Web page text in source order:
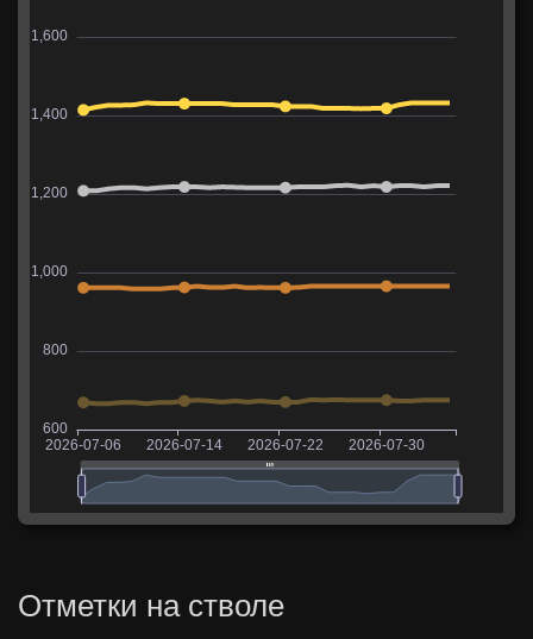
Отметки на стволе